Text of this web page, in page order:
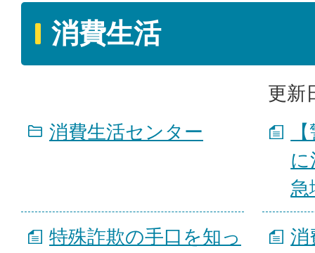
消費生活
更新
消費生活センター
に
急
特殊詐欺の手口を知っ
消